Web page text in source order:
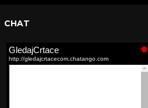
(Sinhronizovano na Srpski)
Akademija čarolija (Wits Academy)
Sinhronizovano na Srpski
CHAT